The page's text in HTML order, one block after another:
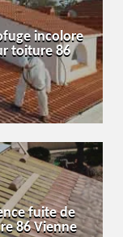
incolore
toiture 86
fuite de
86 Vienne